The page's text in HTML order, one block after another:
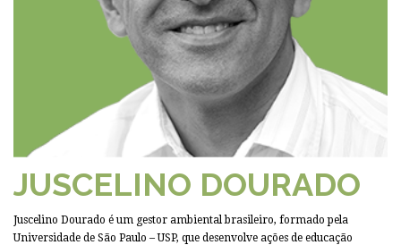
JUSCELINO DOURADO
Juscelino Dourado é um gestor ambiental brasileiro, formado pela
Universidade de São Paulo – USP, que desenvolve ações de educação